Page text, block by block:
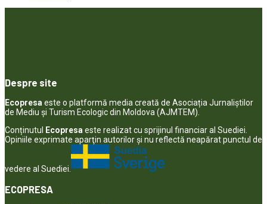
Despre site
Ecopresaeste o platformă media creată de Asociația Jurnaliștilor
de Mediu și Turism Ecologic din Moldova (AJMTEM).
Conținutul
Ecopresaeste realizat cu sprijinul financiar al Suediei.
Opiniile exprimate aparţin autorilor şi nu reflectă neapărat punctul de
vedere al Suediei.
ECOPRESA